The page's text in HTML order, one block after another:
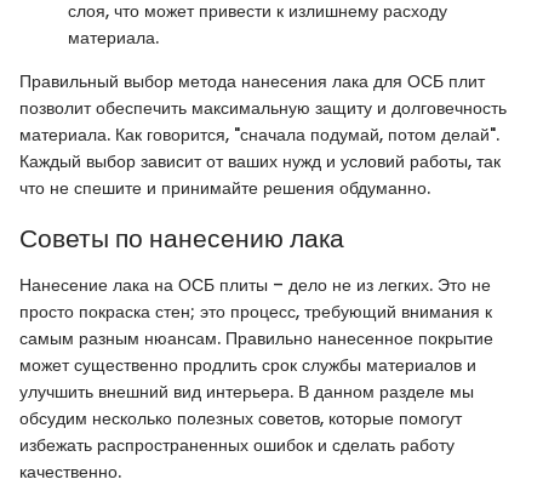
слоя, что может привести к излишнему расходу
материала.
Правильный выбор метода нанесения лака для ОСБ плит
позволит обеспечить максимальную защиту и долговечность
материала. Как говорится, "сначала подумай, потом делай".
Каждый выбор зависит от ваших нужд и условий работы, так
что не спешите и принимайте решения обдуманно.
Советы по нанесению лака
Нанесение лака на ОСБ плиты – дело не из легких. Это не
просто покраска стен; это процесс, требующий внимания к
самым разным нюансам. Правильно нанесенное покрытие
может существенно продлить срок службы материалов и
улучшить внешний вид интерьера. В данном разделе мы
обсудим несколько полезных советов, которые помогут
избежать распространенных ошибок и сделать работу
качественно.